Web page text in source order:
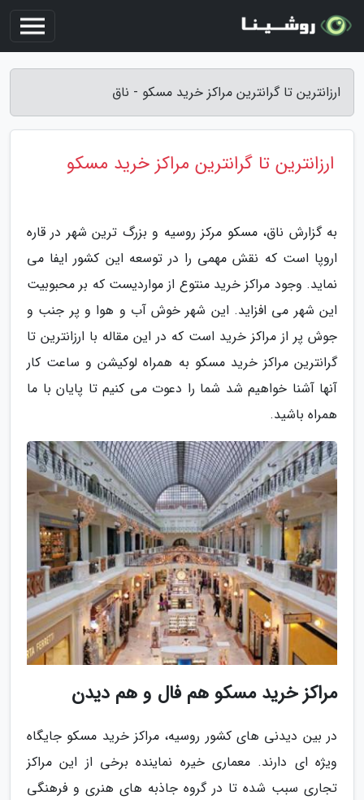
ارزانترین تا گرانترین مراکز خرید مسکو - ناق
ارزانترین تا گرانترین مراکز خرید مسکو
به گزارش ناق، مسکو مرکز روسیه و بزرگ ترین شهر در قاره
اروپا است که نقش مهمی را در توسعه این کشور ایفا می
نماید. وجود مراکز خرید منتوع از مواردیست که بر محبوبیت
این شهر می افزاید. این شهر خوش آب و هوا و پر جنب و
جوش پر از مراکز خرید است که در این مقاله با ارزانترین تا
گرانترین مراکز خرید مسکو به همراه لوکیشن و ساعت کار
آنها آشنا خواهیم شد شما را دعوت می کنیم تا پایان با ما
همراه باشید.
مراکز خرید مسکو هم فال و هم دیدن
در بین دیدنی های کشور روسیه، مراکز خرید مسکو جایگاه
ویژه ای دارند. معماری خیره نماینده برخی از این مراکز
تجاری سبب شده تا در گروه جاذبه های هنری و فرهنگی